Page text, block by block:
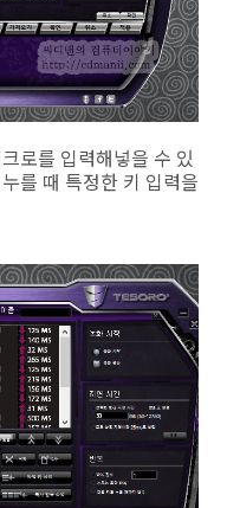
로를 입력해넣을 수 있
를 때 특정한 키 입력을